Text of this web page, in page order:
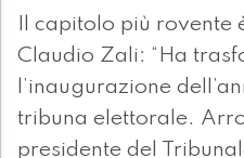
Il capitolo più rovente
Claudio Zali: “Ha
l’inaugurazione
tribuna elettorale.
presidente del